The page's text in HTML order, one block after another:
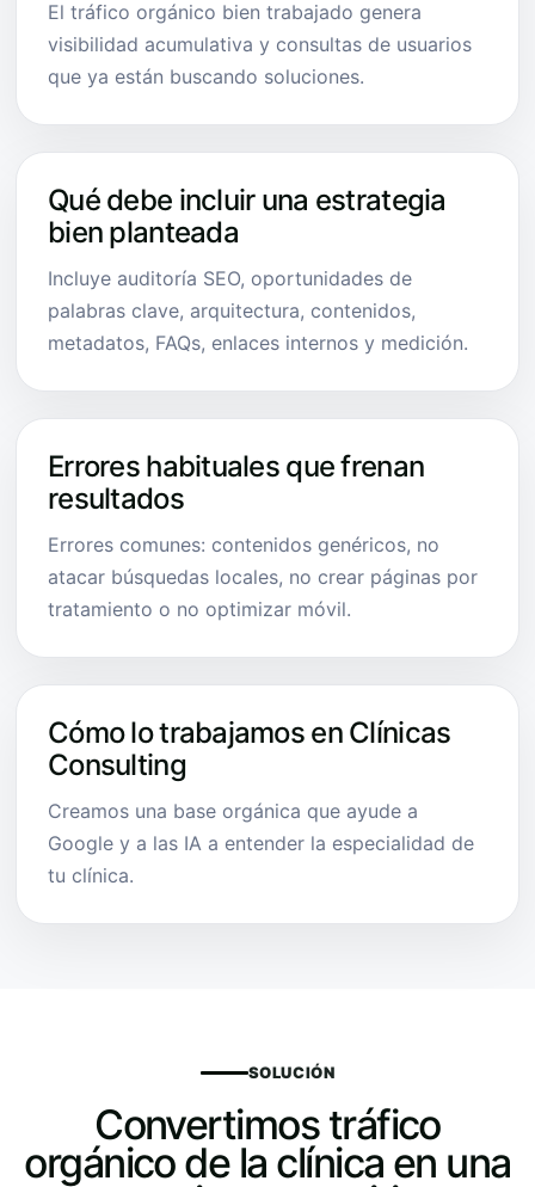
El tráfico orgánico bien trabajado genera
visibilidad acumulativa y consultas de usuarios
que ya están buscando soluciones.
Qué debe incluir una estrategia
bien planteada
Incluye auditoría SEO, oportunidades de
palabras clave, arquitectura, contenidos,
metadatos, FAQs, enlaces internos y medición.
Errores habituales que frenan
resultados
Errores comunes: contenidos genéricos, no
atacar búsquedas locales, no crear páginas por
tratamiento o no optimizar móvil.
Cómo lo trabajamos en Clínicas
Consulting
Creamos una base orgánica que ayude a
Google y a las IA a entender la especialidad de
tu clínica.
SOLUCIÓN
Convertimos tráfico
orgánico de la clínica en una